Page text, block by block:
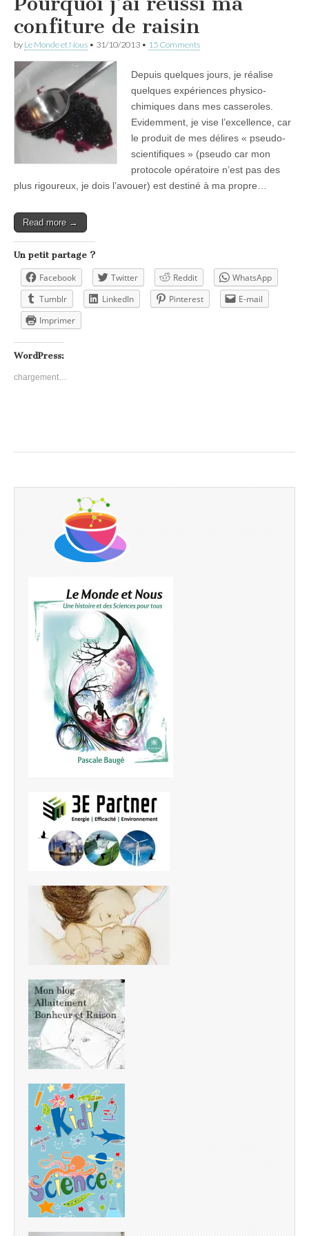
confiture de raisin
by Le Monde et Nous • 31/10/2013 • 15 Comments
Depuis quelques jours, je réalise
quelques expériences physico-
chimiques dans mes casseroles.
Evidemment, je vise l’excellence, car
le produit de mes délires « pseudo-
scientifiques » (pseudo car mon
protocole opératoire n’est pas des
plus rigoureux, je dois l’avouer) est destiné à ma propre…
Read more →
Un petit partage ?
Facebook Twitter Reddit
WhatsApp
Tumblr
LinkedIn Pinterest
E-mail
Imprimer
WordPress:
chargement…